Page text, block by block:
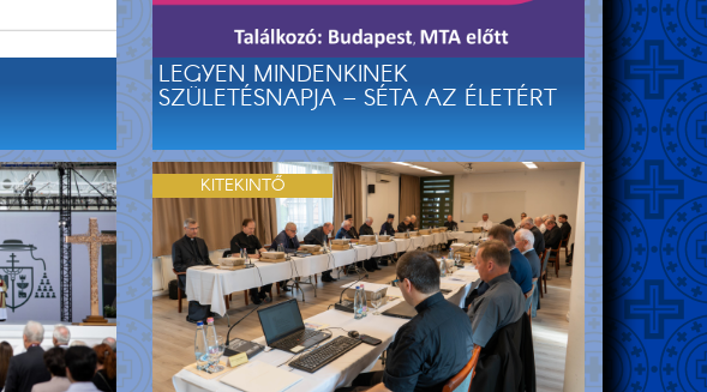
LEGYEN MINDENKINEK
SZÜLETÉSNAPJA – SÉTA AZ ÉLETÉRT
KITEKINTŐ